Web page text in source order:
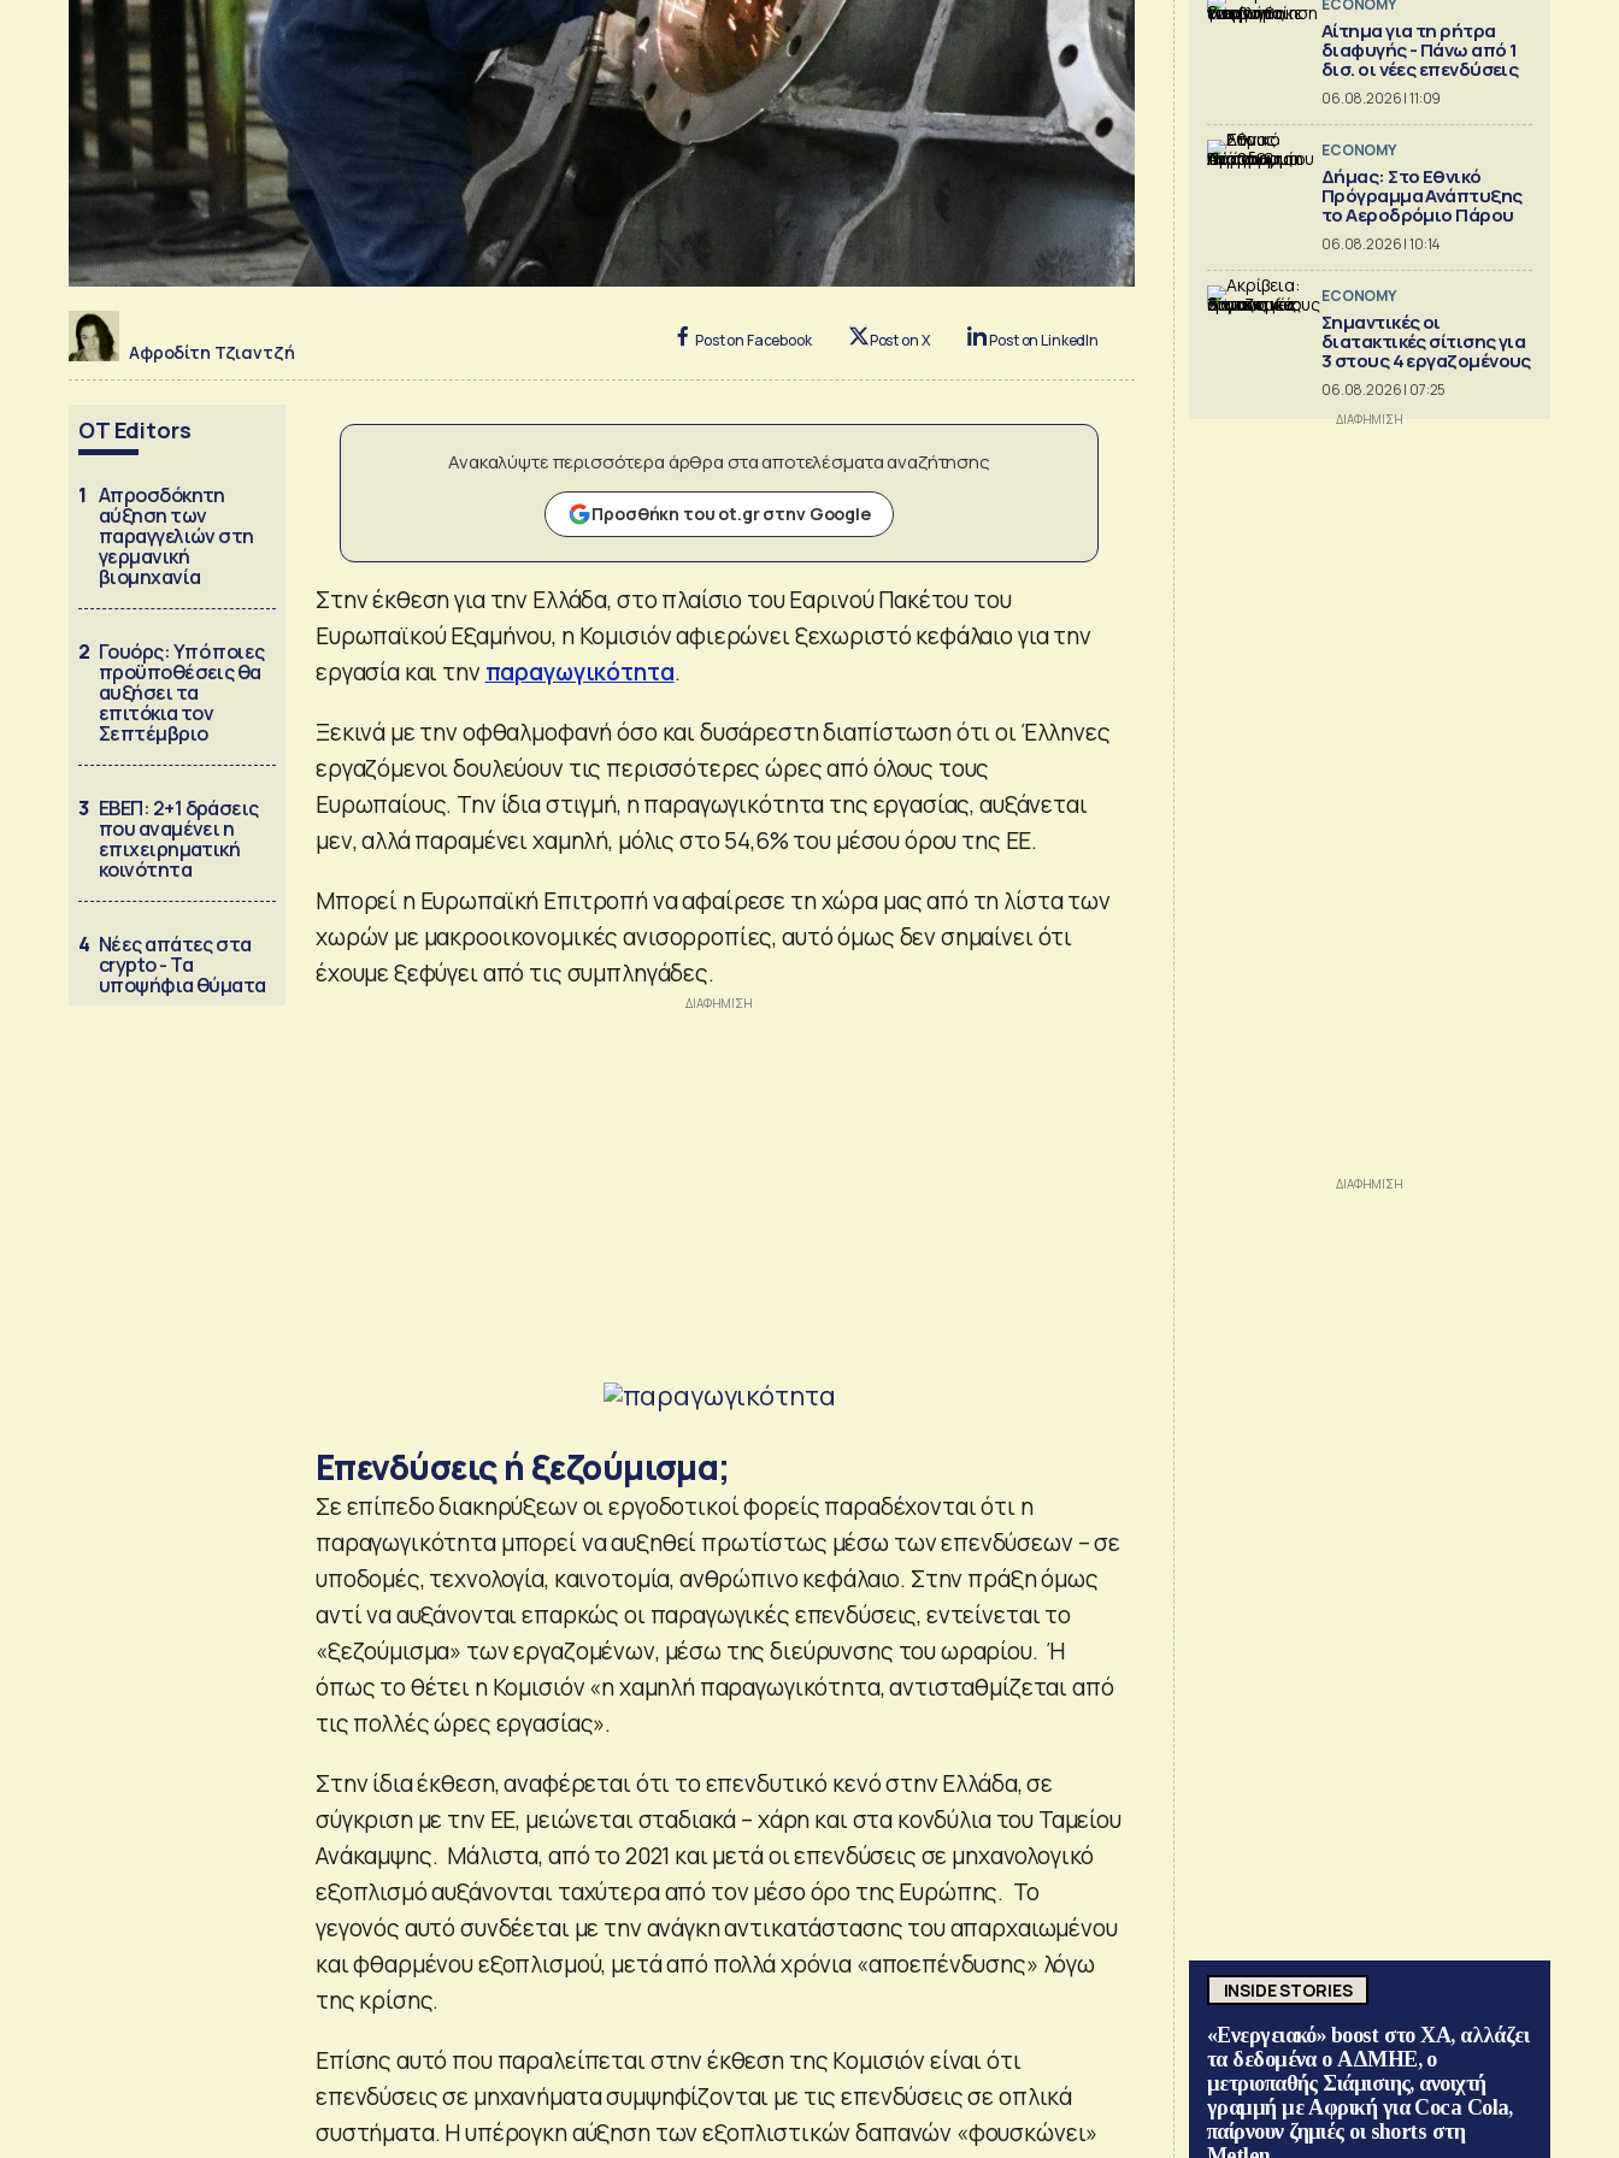
Αφροδίτη Τζιαντζή
Post on Facebook Post on X Post on LinkedIn
OT Editors
1 Απροσδόκητη
αύξηση των
παραγγελιών στη
γερμανική
βιομηχανία
2 Γουόρς: Υπό ποιες
προϋποθέσεις θα
αυξήσει τα
επιτόκια τον
Σεπτέμβριο
3 ΕΒΕΠ: 2+1 δράσεις
που αναμένει η
επιχειρηματική
κοινότητα
4 Νέες απάτες στα
crypto - Τα
υποψήφια θύματα
Ανακαλύψτε περισσότερα άρθρα στα αποτελέσματα αναζήτησης
Προσθήκη του ot.gr στην Google
Στην έκθεση για την Ελλάδα, στο πλαίσιο του Εαρινού Πακέτου του
Ευρωπαϊκού Εξαμήνου, η Κομισιόν αφιερώνει ξεχωριστό κεφάλαιο για την
εργασία και την παραγωγικότητα.
Ξεκινά με την οφθαλμοφανή όσο και δυσάρεστη διαπίστωση ότι οι Έλληνες
εργαζόμενοι δουλεύουν τις περισσότερες ώρες από όλους τους
Ευρωπαίους. Την ίδια στιγμή, η παραγωγικότητα της εργασίας, αυξάνεται
μεν, αλλά παραμένει χαμηλή, μόλις στο 54,6% του μέσου όρου της ΕΕ.
Mπορεί η Ευρωπαϊκή Επιτροπή να αφαίρεσε τη χώρα μας από τη λίστα των
χωρών με μακροοικονομικές ανισορροπίες, αυτό όμως δεν σημαίνει ότι
έχουμε ξεφύγει από τις συμπληγάδες.
Επενδύσεις ή ξεζούμισμα;
Σε επίπεδο διακηρύξεων οι εργοδοτικοί φορείς παραδέχονται ότι η
παραγωγικότητα μπορεί να αυξηθεί πρωτίστως μέσω των επενδύσεων – σε
υποδομές, τεχνολογία, καινοτομία, ανθρώπινο κεφάλαιο. Στην πράξη όμως
αντί να αυξάνονται επαρκώς οι παραγωγικές επενδύσεις, εντείνεται το
«ξεζούμισμα» των εργαζομένων, μέσω της διεύρυνσης του ωραρίου. Ή
όπως το θέτει η Κομισιόν «η χαμηλή παραγωγικότητα, αντισταθμίζεται από
τις πολλές ώρες εργασίας».
Στην ίδια έκθεση, αναφέρεται ότι το επενδυτικό κενό στην Ελλάδα, σε
σύγκριση με την ΕΕ, μειώνεται σταδιακά – χάρη και στα κονδύλια του Ταμείου
Ανάκαμψης. Μάλιστα, από το 2021 και μετά οι επενδύσεις σε μηχανολογικό
εξοπλισμό αυξάνονται ταχύτερα από τον μέσο όρο της Ευρώπης. Το
γεγονός αυτό συνδέεται με την ανάγκη αντικατάστασης του απαρχαιωμένου
και φθαρμένου εξοπλισμού, μετά από πολλά χρόνια «αποεπένδυσης» λόγω
της κρίσης.
Επίσης αυτό που παραλείπεται στην έκθεση της Κομισιόν είναι ότι
επενδύσεις σε μηχανήματα συμψηφίζονται με τις επενδύσεις σε οπλικά
συστήματα. Η υπέρογκη αύξηση των εξοπλιστικών δαπανών «φουσκώνει»
ECONOMY
Αίτημα για τη ρήτρα
διαφυγής - Πάνω από 1
δισ. οι νέες επενδύσεις
06.08.2026 | 11:09
ECONOMY
Δήμας: Στο Εθνικό
Πρόγραμμα Ανάπτυξης
το Αεροδρόμιο Πάρου
06.08.2026 | 10:14
ECONOMY
Σημαντικές οι
διατακτικές σίτισης για
3 στους 4 εργαζομένους
06.08.2026 | 07:25
INSIDE STORIES
«Ενεργειακό» boost στο ΧΑ, αλλάζει
τα δεδομένα ο ΑΔΜΗΕ, ο
μετριοπαθής Σιάμισιης, ανοιχτή
γραμμή με Αφρική για Coca Cola,
παίρνουν ζημιές οι shorts στη